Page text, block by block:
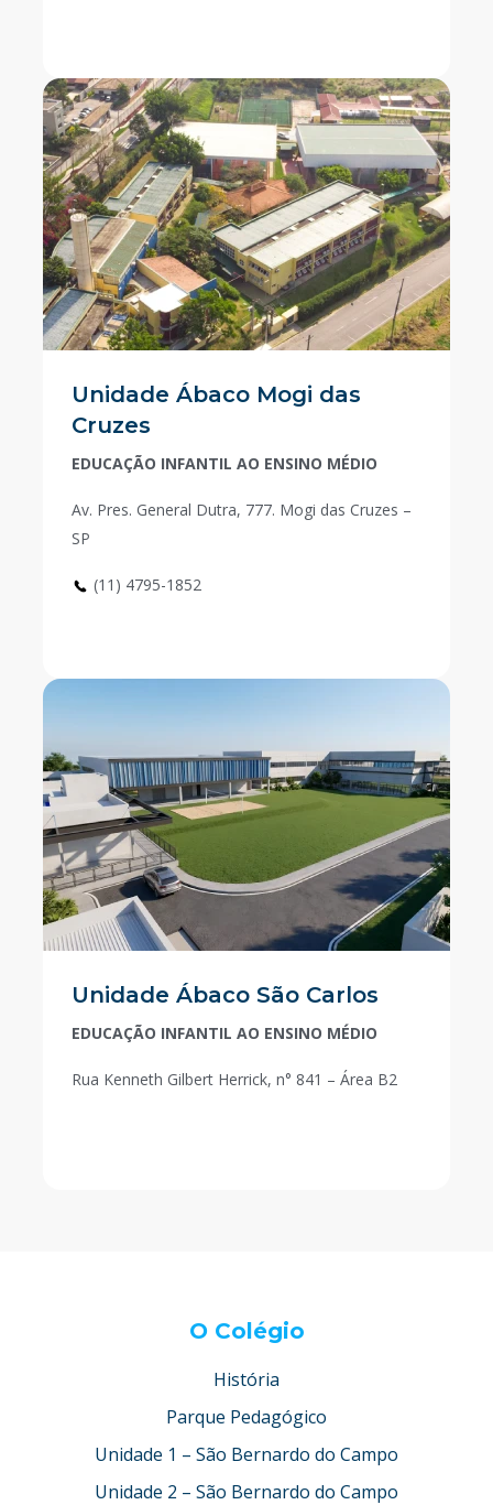
Unidade Ábaco Mogi das
Cruzes
EDUCAÇÃO INFANTIL AO ENSINO MÉDIO
Av. Pres. General Dutra, 777. Mogi das Cruzes –
SP
(11) 4795-1852
Unidade Ábaco São Carlos
EDUCAÇÃO INFANTIL AO ENSINO MÉDIO
Rua Kenneth Gilbert Herrick, n° 841 – Área B2
O Colégio
História
Parque Pedagógico
Unidade 1 – São Bernardo do Campo
Unidade 2 – São Bernardo do Campo